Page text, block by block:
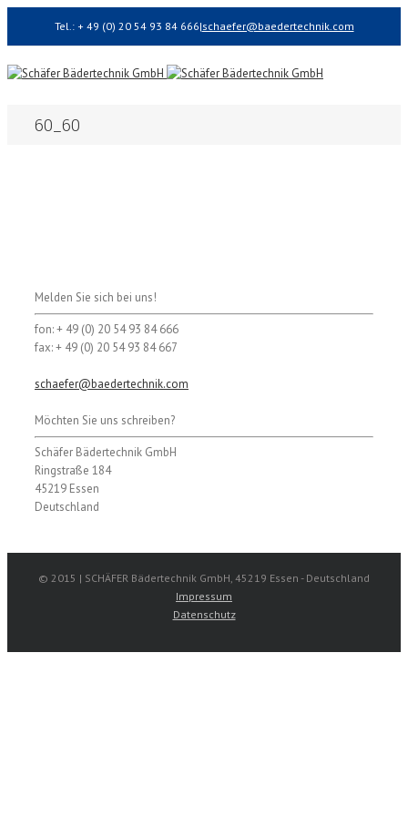
Tel.: + 49 (0) 20 54 93 84 666|schaefer@baedertechnik.com
60_60
Melden Sie sich bei uns!
fon: + 49 (0) 20 54 93 84 666
fax: + 49 (0) 20 54 93 84 667
schaefer@baedertechnik.com
Möchten Sie uns schreiben?
Schäfer Bädertechnik GmbH
Ringstraße 184
45219 Essen
Deutschland
© 2015 | SCHÄFER Bädertechnik GmbH, 45219 Essen - Deutschland
Impressum
Datenschutz